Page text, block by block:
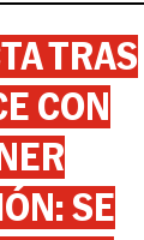
TRAS
CON
SE